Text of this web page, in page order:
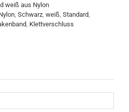
weiß aus Nylon
Schwarz weiß Standard
Klettverschluss